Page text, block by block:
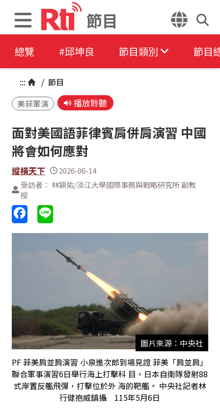
節目
總覽 #邱坤良 節目類別 節目
::: / 節目
美菲軍演
播放聆聽
面對美國語菲律賓肩併肩演習 中國
將會如何應對
縱橫天下
2026-06-14
受訪者： 林穎佑/淡江大學國際事務與戰略研究所 副教
授
圖片來源：中央社
PF 菲美肩並肩演習 小泉進次郎到場見證 菲美「肩並肩」
聯合軍事演習6日舉行海上打擊科 目，日本自衛隊發射88
式岸置反艦飛彈，打擊位於外 海的靶艦。 中央社記者林
行健抱威鎮攝 115年5月6日